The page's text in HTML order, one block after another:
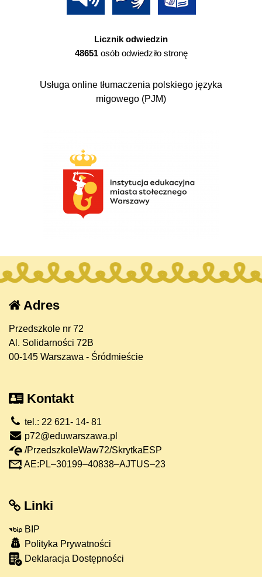
Licznik odwiedzin
48651osób odwiedziło stronę
Usługa online tłumaczenia polskiego języka
migowego (PJM)
Adres
Przedszkole nr 72
Al. Solidarności 72B
00-145 Warszawa - Śródmieście
Kontakt
tel.: 22 621- 14- 81
p72@eduwarszawa.pl
/PrzedszkoleWaw72/SkrytkaESP
AE:PL–30199–40838–AJTUS–23
Linki
BIP
Polityka Prywatności
Deklaracja Dostępności